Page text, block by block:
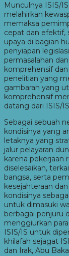
Munculnya ISIS/
melahirkan
memaksa
cepat dan efektif,
upaya di bagian
penyiapan
permasalahan
komprehensif
penelitian yang
gambaran yang
komprehensif
datang dari ISIS/
Sebagai sebuah
kondisinya yang
letaknya yang
jalur pelayaran
karena pekerjaan
diselesaikan,
bangsa, serta
kesejahteraan
kondisinya
untuk dimasuki
berbagai penjuru
menggiurkan
ISIS/IS untuk
khilafah sejagat
dan Irak, Abu